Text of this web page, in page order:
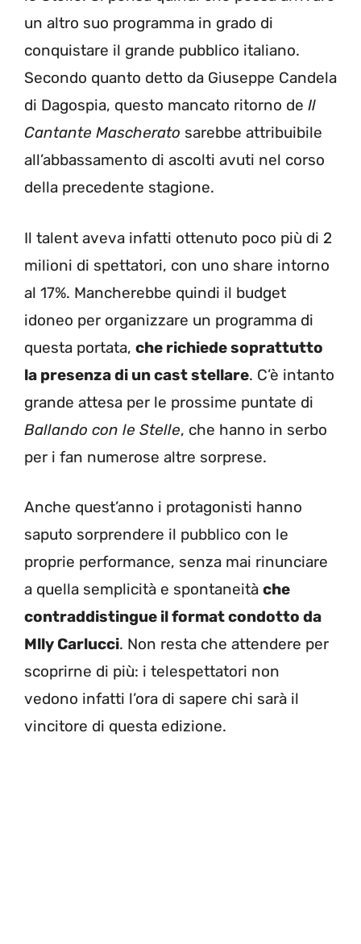
un altro suo programma in grado di
conquistare il grande pubblico italiano.
Secondo quanto detto da Giuseppe Candela
di Dagospia, questo mancato ritorno de Il
Cantante Mascherato sarebbe attribuibile
all’abbassamento di ascolti avuti nel corso
della precedente stagione.
Il talent aveva infatti ottenuto poco più di 2
milioni di spettatori, con uno share intorno
al 17%. Mancherebbe quindi il budget
idoneo per organizzare un programma di
questa portata, che richiede soprattutto
la presenza di un cast stellare. C’è intanto
grande attesa per le prossime puntate di
Ballando con le Stelle, che hanno in serbo
per i fan numerose altre sorprese.
Anche quest’anno i protagonisti hanno
saputo sorprendere il pubblico con le
proprie performance, senza mai rinunciare
a quella semplicità e spontaneità che
contraddistingue il format condotto da
Mlly Carlucci. Non resta che attendere per
scoprirne di più: i telespettatori non
vedono infatti l’ora di sapere chi sarà il
vincitore di questa edizione.